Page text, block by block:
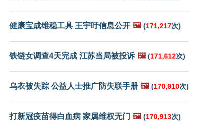
健康宝成维稳工具 王宇吁信息公开 🖼️ (171,217次)
铁链女调查4天完成 江苏当局被投诉 🖼️ (171,612次)
乌衣被失踪 公益人士推广防失联手册 🖼️ (170,910次)
打新冠疫苗得白血病 家属维权无门 🖼️ (170,913次)